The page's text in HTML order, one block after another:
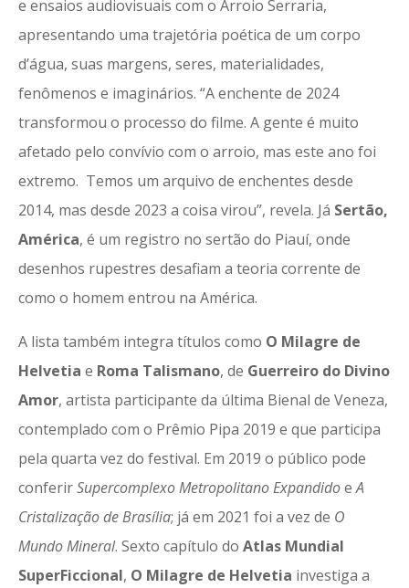
e ensaios audiovisuais com o Arroio Serraria,
apresentando uma trajetória poética de um corpo
d’água, suas margens, seres, materialidades,
fenômenos e imaginários. “A enchente de 2024
transformou o processo do filme. A gente é muito
afetado pelo convívio com o arroio, mas este ano foi
extremo. Temos um arquivo de enchentes desde
2014, mas desde 2023 a coisa virou”, revela. Já Sertão,
América, é um registro no sertão do Piauí, onde
desenhos rupestres desafiam a teoria corrente de
como o homem entrou na América.
A lista também integra títulos como O Milagre de
Helvetia e Roma Talismano, de Guerreiro do Divino
Amor, artista participante da última Bienal de Veneza,
contemplado com o Prêmio Pipa 2019 e que participa
pela quarta vez do festival. Em 2019 o público pode
conferirSupercomplexo Metropolitano ExpandidoeA
Cristalização de Brasília; já em 2021 foi a vez de O
Mundo Mineral. Sexto capítulo do Atlas Mundial
SuperFiccional, O Milagre de Helvetia investiga a